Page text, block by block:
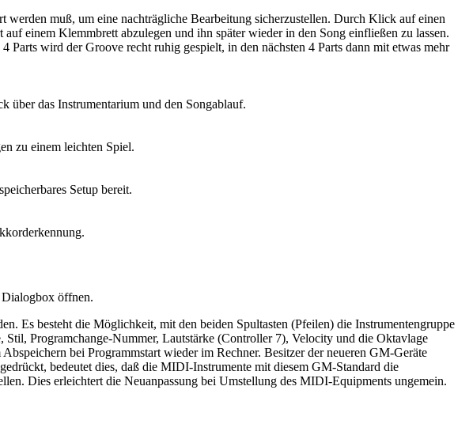
muß, um eine nachträgliche Bearbeitung sicherzustellen. Durch Klick auf einen
einem Klemmbrett abzulegen und ihn später wieder in den Song einfließen zu lassen.
Parts wird der Groove recht ruhig gespielt, in den nächsten 4 Parts dann mit etwas mehr
über das Instrumentarium und den Songablauf.
zu einem leichten Spiel.
Setup bereit.
öffnen.
Es besteht die Möglichkeit, mit den beiden Spultasten (Pfeilen) die Instrumentengruppe
Programchange-Nummer, Lautstärke (Controller 7), Velocity und die Oktavlage
bei Programmstart wieder im Rechner. Besitzer der neueren GM-Geräte
bedeutet dies, daß die MIDI-Instrumente mit diesem GM-Standard die
Dies erleichtert die Neuanpassung bei Umstellung des MIDI-Equipments ungemein.